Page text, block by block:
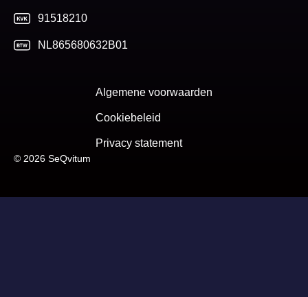
91518210
NL865680632B01
© 2026 SeQvitum
Algemene voorwaarden
Cookiebeleid
Privacy statement